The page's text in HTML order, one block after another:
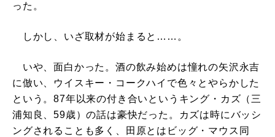
った。
しかし、いざ取材が始まると……。
いや、面白かった。酒の飲み始めは憧れの矢沢永吉
に倣い、ウイスキー・コークハイで色々とやらかした
という。87年以来の付き合いというキング・カズ（三
浦知良、59歳）の話は豪快だった。カズは時にバッシ
ングされることも多く、田原とはビッグ・マウス同